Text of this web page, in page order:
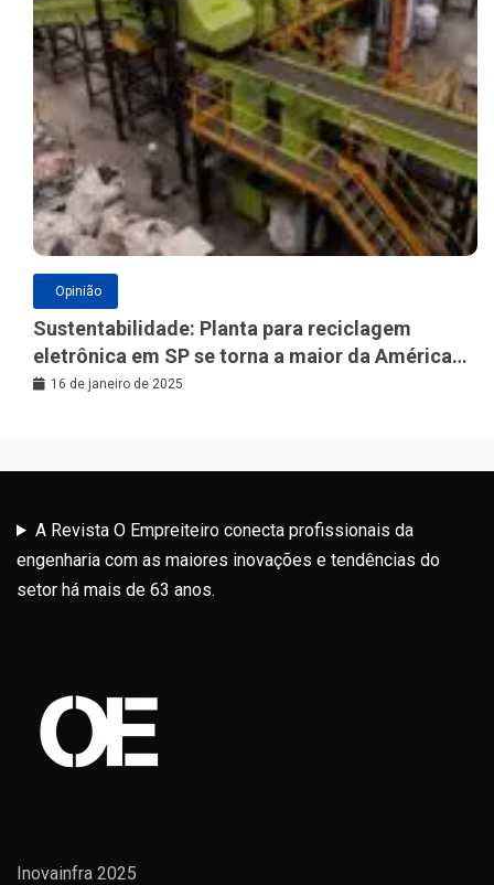
Opinião
Sustentabilidade: Planta para reciclagem
eletrônica em SP se torna a maior da América
Latina
16 de janeiro de 2025
A Revista O Empreiteiro conecta profissionais da
engenharia com as maiores inovações e tendências do
setor há mais de 63 anos.
Inovainfra 2025